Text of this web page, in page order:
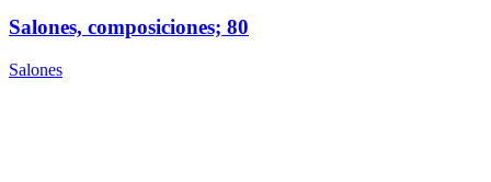
Salones, composiciones; 80
Salones